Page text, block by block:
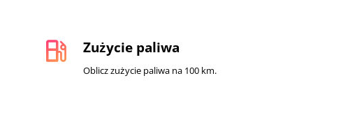
local_gas_station Zużycie paliwa
Oblicz zużycie paliwa na 100 km.